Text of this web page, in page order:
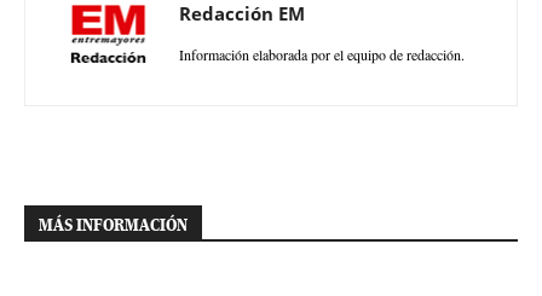
Redacción EM
Información elaborada por el equipo de redacción.
MÁS INFORMACIÓN